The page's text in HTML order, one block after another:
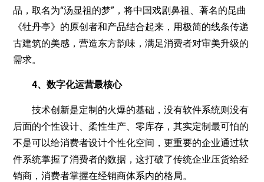
品，取名为“汤显祖的梦”，将中国戏剧鼻祖、著名的昆曲
《牡丹亭》的原创者和产品结合起来，用极简的线条传递
古建筑的美感，营造东方韵味，满足消费者对审美升级的
需求。
4、数字化运营最核心
技术创新是定制的火爆的基础，没有软件系统则没有
后面的个性设计、柔性生产、零库存，其实定制最可怕的
不是可以给消费者设计个性化空间，更重要的企业通过软
件系统掌握了消费者的数据，这打破了传统企业压货给经
销商，消费者掌握在经销商体系内的格局。